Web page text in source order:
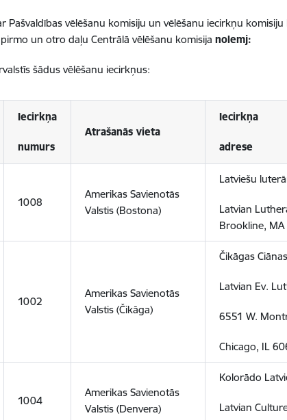
Pašvaldības vēlēšanu komisiju un vēlēšanu iecirkņu
un otro daļu Centrālā vēlēšanu komisijanolemj:
šādus vēlēšanu iecirkņus:
Iecirkņa
numurs
Atrašanās vieta
Iecirkņa
adrese
1008
Amerikas Savienotās
Valstis (Bostona)
Latviešu
Latvian
Brookline,
1002
Amerikas Savienotās
Valstis (Čikāga)
Čikāgas
Latvian Ev.
6551 W.
Chicago, IL
1004
Amerikas Savienotās
Valstis (Denvera)
Kolorādo
Latvian